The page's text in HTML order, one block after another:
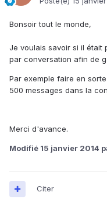
Bonsoir tout le monde,
Je voulais savoir si il était
par conversation afin de
Par exemple faire en
500 messages dans la
Merci d'avance.
Modifié 15 janvier 2014
Citer